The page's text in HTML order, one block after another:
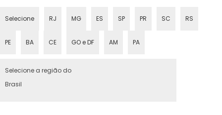
Selecione RJ MG ES SP PR SC RS
PE BA CE GO e DF AM PA
Selecione a região do
Brasil